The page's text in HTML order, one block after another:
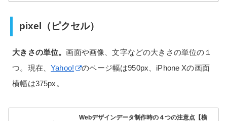
pixel（ピクセル）
大きさの単位。画面や画像、文字などの大きさの単位の１
つ。現在、Yahoo!
のページ幅は950px、iPhone Xの画面
横幅は375px。
Webデザインデータ制作時の４つの注意点【横